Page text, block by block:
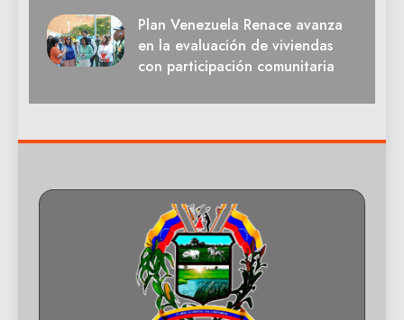
Plan Venezuela Renace avanza
en la evaluación de viviendas
con participación comunitaria